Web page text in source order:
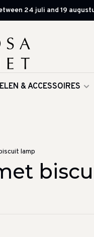
24 juli and 19
& ACCESSOIRES
lamp